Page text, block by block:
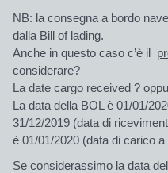
NB: la consegna a bordo
dalla Bill of lading.
Anche in questo caso c’è il
considerare?
La date cargo received ?
La data della BOL è 01/01/
31/12/2019 (data di
è 01/01/2020 (data di carico a
Se considerassimo la data